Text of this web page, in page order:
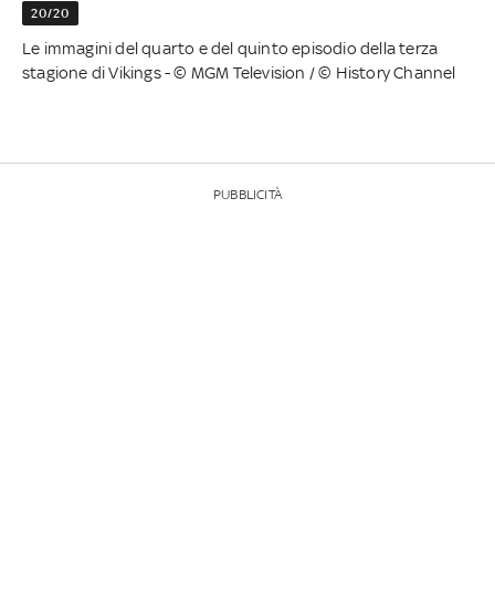
20/20
Le immagini del quarto e del quinto episodio della terza
stagione di Vikings - © MGM Television / © History Channel
PUBBLICITÀ